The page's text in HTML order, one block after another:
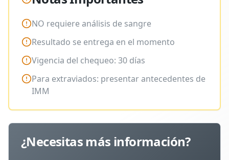
NO requiere análisis de sangre
Resultado se entrega en el momento
Vigencia del chequeo: 30 días
Para extraviados: presentar antecedentes de
IMM
¿Necesitas más información?